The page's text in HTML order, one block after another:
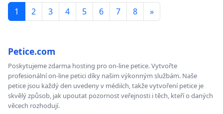
1 2 3 4 5 6 7 8 »
Petice.com
Poskytujeme zdarma hosting pro on-line petice. Vytvořte
profesionální on-line petici díky našim výkonným službám. Naše
petice jsou každý den uvedeny v médiích, takže vytvoření petice je
skvělý způsob, jak upoutat pozornost veřejnosti i těch, kteří o daných
věcech rozhodují.